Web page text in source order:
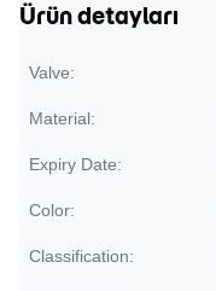
Ürün detayları
Valve:
Material:
Expiry Date:
Color:
Classification: